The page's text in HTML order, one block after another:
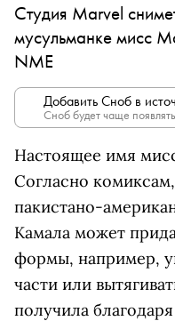
Студия Marvel
мусульманке мисс
NME
Добавить Сноб в
Сноб будет чаще
Настоящее имя
Согласно
пакистано-
Камала может
формы, например,
части или
получила